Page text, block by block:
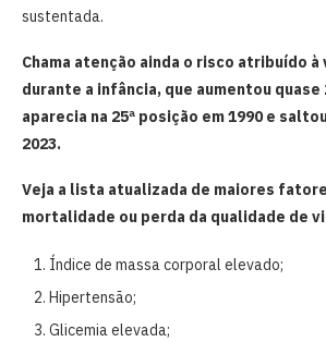
sustentada.
Chama atenção ainda o risco atribuído
durante a infância, que aumentou
aparecia na 25ª posição em 1990 e
2023.
Veja a lista atualizada de maiores
mortalidade ou perda da qualidade de
Índice de massa corporal elevado;
Hipertensão;
Glicemia elevada;